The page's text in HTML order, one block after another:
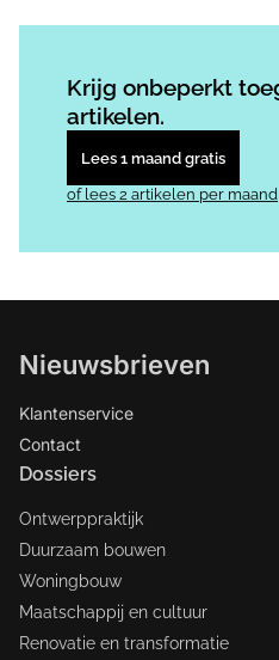
Krijg onbeperkt
artikelen.
Lees 1 maand gratis
of lees 2 artikelen per maand
Nieuwsbrieven
Klantenservice
Contact
Dossiers
Ontwerppraktijk
Duurzaam bouwen
Woningbouw
Maatschappij en cultuur
Renovatie en transformatie